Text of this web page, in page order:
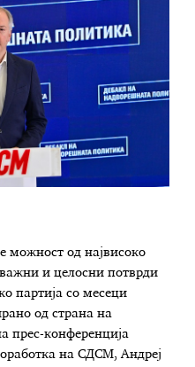
можност од највисоко
и целосни потврди
партија со месеци
од страна на
прес-конференција
на СДСМ, Андреј